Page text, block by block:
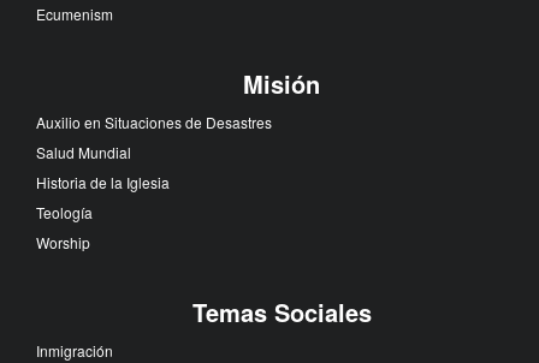
Ecumenism
Misión
Auxilio en Situaciones de Desastres
Salud Mundial
Historia de la Iglesia
Teología
Worship
Temas Sociales
Inmigración